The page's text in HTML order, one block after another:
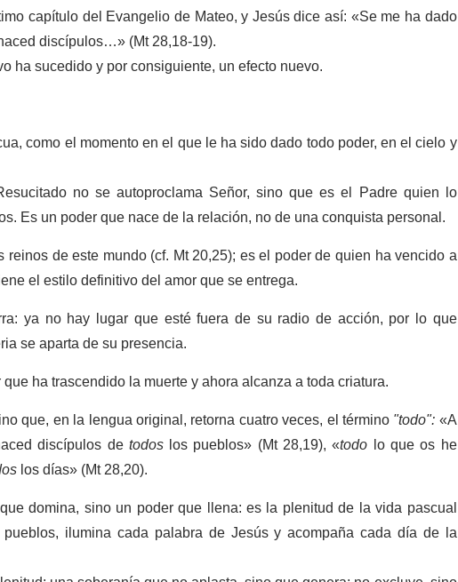
capítulo del Evangelio de Mateo, y Jesús dice así: «Se me ha dado
discípulos…» (Mt 28,18-19).
ha sucedido y por consiguiente, un efecto nuevo.
como el momento en el que le ha sido dado todo poder, en el cielo y
no se autoproclama Señor, sino que es el Padre quien lo
Es un poder que nace de la relación, no de una conquista personal.
de este mundo (cf. Mt 20,25); es el poder de quien ha vencido a
el estilo definitivo del amor que se entrega.
ya no hay lugar que esté fuera de su radio de acción, por lo que
se aparta de su presencia.
ha trascendido la muerte y ahora alcanza a toda criatura.
que, en la lengua original, retorna cuatro veces, el término"todo":«A
discípulos detodos los pueblos» (Mt 28,19), «todo lo que os he
los días» (Mt 28,20).
domina, sino un poder que llena: es la plenitud de la vida pascual
ilumina cada palabra de Jesús y acompaña cada día de la